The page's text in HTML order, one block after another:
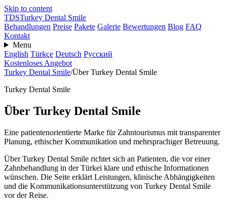
Skip to content
TDSTurkey Dental Smile
Behandlungen Preise Pakete Galerie Bewertungen Blog FAQ
Kontakt
Menu
English Türkçe Deutsch Русский
Kostenloses Angebot
Turkey Dental Smile/Über Turkey Dental Smile
Turkey Dental Smile
Über Turkey Dental Smile
Eine patientenorientierte Marke für Zahntourismus mit transparenter
Planung, ethischer Kommunikation und mehrsprachiger Betreuung.
Über Turkey Dental Smile richtet sich an Patienten, die vor einer
Zahnbehandlung in der Türkei klare und ethische Informationen
wünschen. Die Seite erklärt Leistungen, klinische Abhängigkeiten
und die Kommunikationsunterstützung von Turkey Dental Smile
vor der Reise.